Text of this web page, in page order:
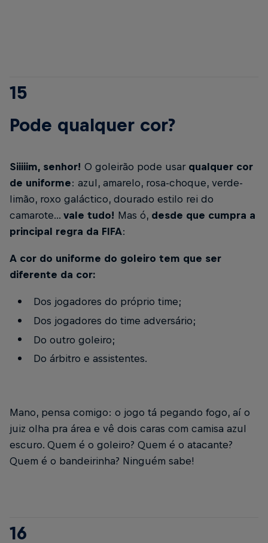
15
Pode qualquer cor?
Siiiiim, senhor! O goleirão pode usar qualquer cor
de uniforme: azul, amarelo, rosa-choque, verde-
limão, roxo galáctico, dourado estilo rei do
camarote... vale tudo! Mas ó, desde que cumpra a
principal regra da FIFA:
A cor do uniforme do goleiro tem que ser
diferente da cor:
Dos jogadores do próprio time;
Dos jogadores do time adversário;
Do outro goleiro;
Do árbitro e assistentes.
Mano, pensa comigo: o jogo tá pegando fogo, aí o
juiz olha pra área e vê dois caras com camisa azul
escuro. Quem é o goleiro? Quem é o atacante?
Quem é o bandeirinha? Ninguém sabe!
16